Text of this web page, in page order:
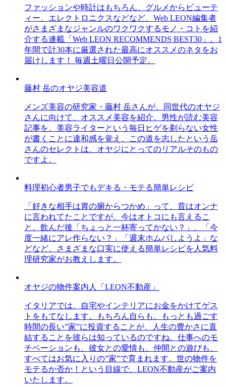
ファッションや時計はもちろん、グルメからビューテ
ィー、エレクトロニクスなどなど、Web LEON編集者
がさまざまなジャンルのワクワクするモノ・コトを紹
介する連載「Web LEON RECOMMENDS BEST30」。1
年間で計30本に厳選された最高にオススメのネタをお
届けします！ 毎週土曜日公開予定。
藤村 岳のオヤジ美容道
メンズ美容の研究家・藤村 岳さんが、同世代のオヤジ
さんに向けて、オススメ美容を紹介。男性が読む美容
記事を、美容ライターという毎日ヒゲを剃らない女性
が書くことに違和感を覚え、この道を志したという岳
さんのセレクトは、オヤジにとってのリアルそのもの
ですよ。
料理初心者男子でもデキる・モテる簡単レシピ
「好きな相手は胃の腑からつかめ」って、昔はオンナ
に言われてたことですが、今はオトコにも言えるこ
と。飲んだ後「ちょっと一杯寄ってかない？」、「今
度一緒にアレ作らない？」「週末ホムパしようよ」な
どなど、さまざまな口実に使える簡単レシピを人気料
理研究家がお教えします。
オヤジの物件案内人「LEON不動産」
イタリアでは、自宅やインテリアにお金をかけてゲス
トをもてなします。もちろん自らも。もっとも過ごす
時間の長い”家”に投資することが、人生の豊かさに直
結することを彼らは知っているのですね。仕事へのモ
チベーションも、彼女との愛情も、仲間との遊びも、
すべてはお気に入りの”家”で育まれます。世の物件を
モテるか否か！という目線で、LEON不動産がご案内
いたします。